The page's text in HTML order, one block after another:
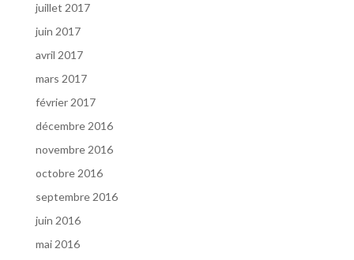
juillet 2017
juin 2017
avril 2017
mars 2017
février 2017
décembre 2016
novembre 2016
octobre 2016
septembre 2016
juin 2016
mai 2016